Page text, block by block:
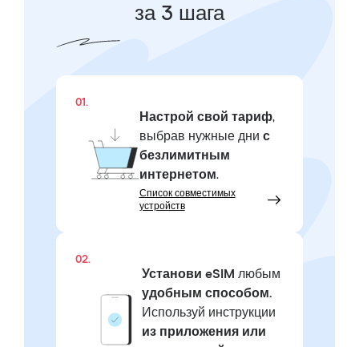
за 3 шага
01.
Настрой свой тариф,
выбрав нужные дни с
безлимитным
интернетом.
Список совместимых
устройств
02.
Установи eSIM любым
удобным способом.
Используй инструкции
из приложения или